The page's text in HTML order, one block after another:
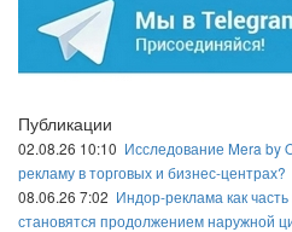
Публикации
02.08.26 10:10 Исследование Mera by
рекламу в торговых и бизнес-центрах?
08.06.26 7:02 Индор-реклама как
становятся продолжением наружной